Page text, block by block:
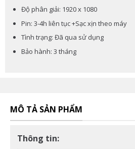
Độ phân giải: 1920 x 1080
Pin: 3-4h liên tục +Sạc xịn theo máy
Tình trạng: Đã qua sử dụng
Bảo hành: 3 tháng
MÔ TẢ SẢN PHẨM
Thông tin: